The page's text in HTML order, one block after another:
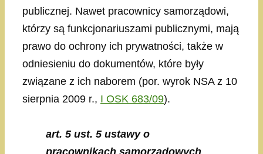
publicznej. Nawet pracownicy samorządowi,
którzy są funkcjonariuszami publicznymi, mają
prawo do ochrony ich prywatności, także w
odniesieniu do dokumentów, które były
związane z ich naborem (por. wyrok NSA z 10
sierpnia 2009 r., I OSK 683/09).
art. 5 ust. 5 ustawy o